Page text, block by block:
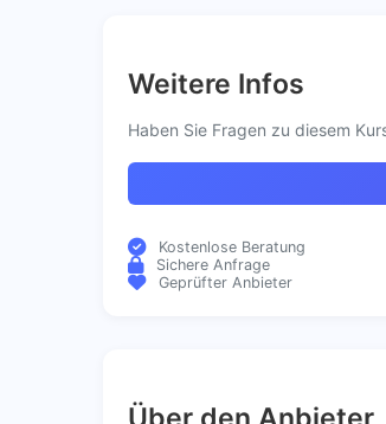
Weitere Infos
Haben Sie Fragen zu diesem
Kostenlose Beratung
Sichere Anfrage
Geprüfter Anbieter